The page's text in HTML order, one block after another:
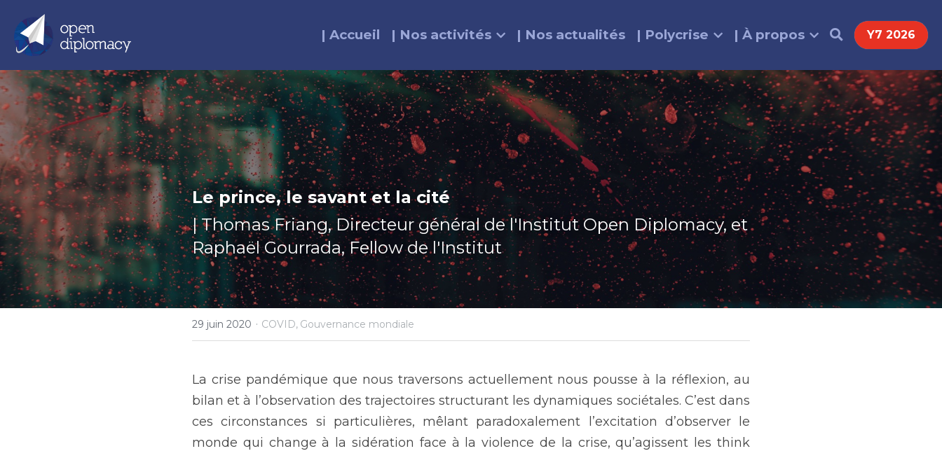
| Accueil | Nos activités | Nos actualités | Polycrise | À propos Y7 2026
Le prince, le savant et la cité
| Thomas Friang, Directeur général de l'Institut Open Diplomacy, et
Raphaël Gourrada, Fellow de l'Institut
29 juin 2020 · COVID, Gouvernance mondiale
La crise pandémique que nous traversons actuellement nous pousse à la réflexion, au
bilan et à l’observation des trajectoires structurant les dynamiques sociétales. C’est dans
ces circonstances si particulières, mêlant paradoxalement l’excitation d’observer le
monde qui change à la sidération face à la violence de la crise, qu’agissent les think